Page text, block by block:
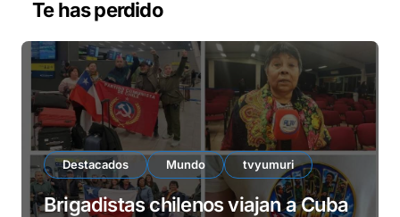
d
Te has perdido
Destacados Mundo tvyumuri
Brigadistas chilenos viajan a Cuba